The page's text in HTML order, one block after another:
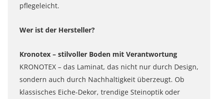
pflegeleicht.
Wer ist der Hersteller?
Kronotex – stilvoller Boden mit Verantwortung
KRONOTEX – das Laminat, das nicht nur durch Design,
sondern auch durch Nachhaltigkeit überzeugt. Ob
klassisches Eiche-Dekor, trendige Steinoptik oder